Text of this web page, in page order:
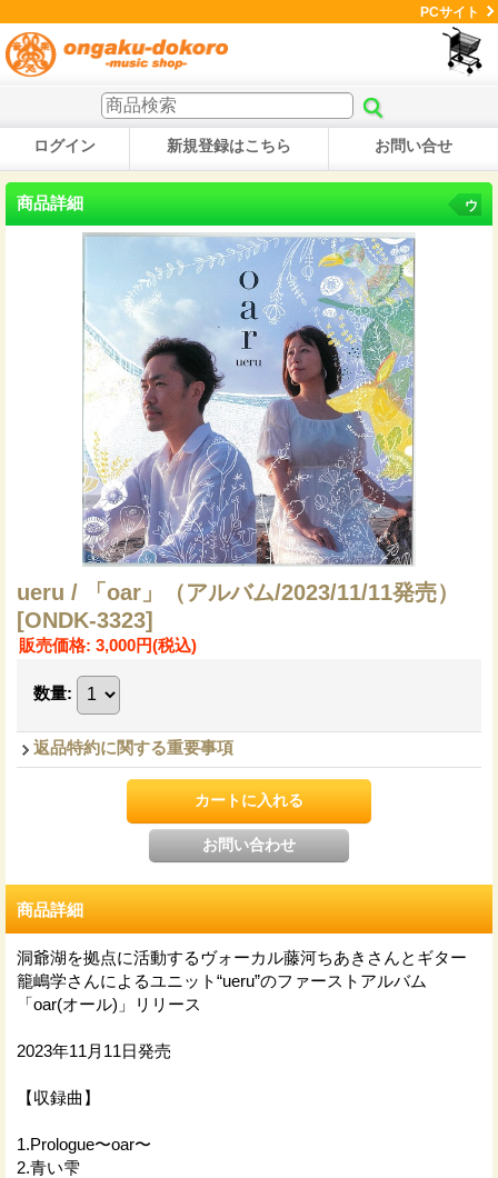
PCサイト
ログイン 新規登録はこちら お問い合せ
商品詳細 ウ
ueru / 「oar」（アルバム/2023/11/11発売）
[ONDK-3323]
販売価格: 3,000円(税込)
数量:
返品特約に関する重要事項
商品詳細
洞爺湖を拠点に活動するヴォーカル藤河ちあきさんとギター
籠嶋学さんによるユニット“ueru”のファーストアルバム
「oar(オール)」リリース
2023年11月11日発売
【収録曲】
1.Prologue〜oar〜
2.青い雫